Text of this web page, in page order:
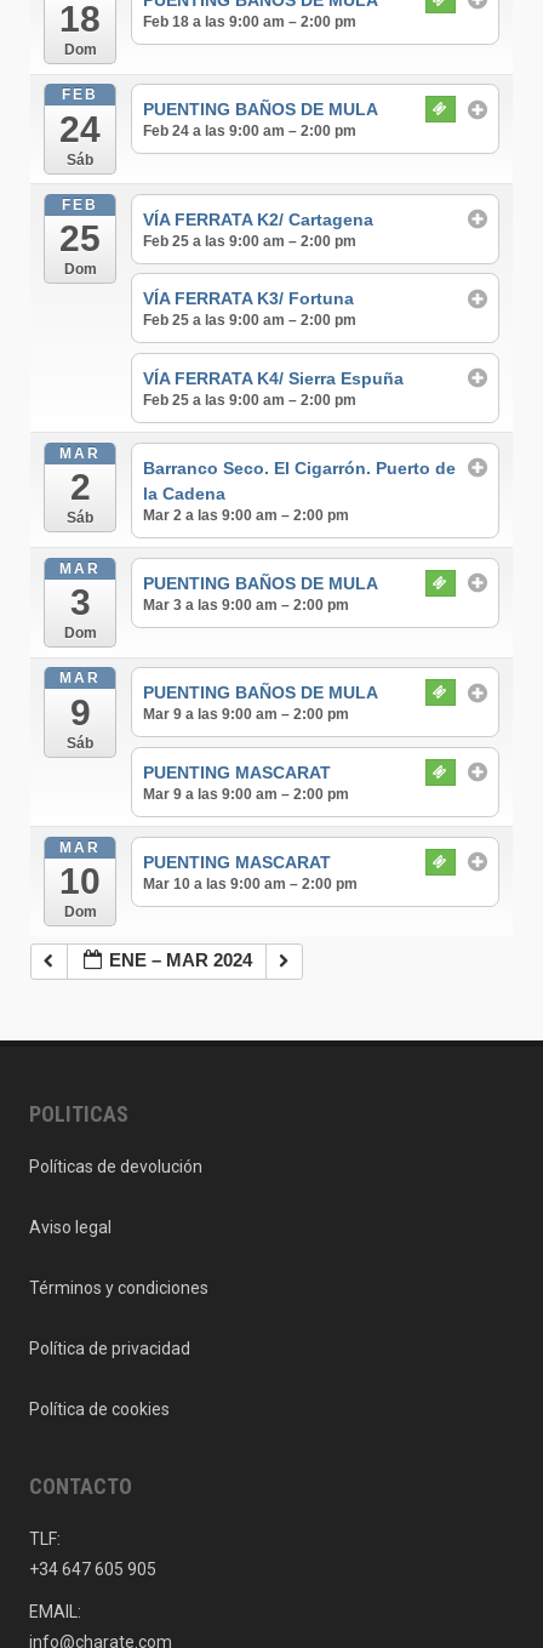
18
Dom
Feb 18 a las 9:00 am – 2:00 pm
FEB
24
Sáb
PUENTING BAÑOS DE MULA
Feb 24 a las 9:00 am – 2:00 pm
FEB
25
Dom
VÍA FERRATA K2/ Cartagena
Feb 25 a las 9:00 am – 2:00 pm
VÍA FERRATA K3/ Fortuna
Feb 25 a las 9:00 am – 2:00 pm
VÍA FERRATA K4/ Sierra Espuña
Feb 25 a las 9:00 am – 2:00 pm
MAR
2
Sáb
Barranco Seco. El Cigarrón. Puerto de
la Cadena
Mar 2 a las 9:00 am – 2:00 pm
MAR
3
Dom
PUENTING BAÑOS DE MULA
Mar 3 a las 9:00 am – 2:00 pm
MAR
9
Sáb
PUENTING BAÑOS DE MULA
Mar 9 a las 9:00 am – 2:00 pm
PUENTING MASCARAT
Mar 9 a las 9:00 am – 2:00 pm
MAR
10
Dom
PUENTING MASCARAT
Mar 10 a las 9:00 am – 2:00 pm
ENE – MAR 2024
POLITICAS
Políticas de devolución
Aviso legal
Términos y condiciones
Política de privacidad
Política de cookies
CONTACTO
TLF:
+34 647 605 905
EMAIL:
info@charate.com